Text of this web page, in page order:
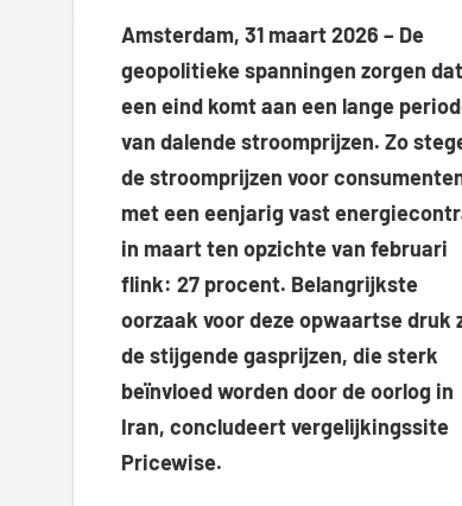
Amsterdam, 31 maart 2026 – De
geopolitieke spanningen zorgen
een eind komt aan een lange
van dalende stroomprijzen. Zo
de stroomprijzen voor
met een eenjarig vast
in maart ten opzichte van februari
flink: 27 procent. Belangrijkste
oorzaak voor deze opwaartse druk
de stijgende gasprijzen, die sterk
beïnvloed worden door de oorlog in
Iran, concludeert vergelijkingssite
Pricewise.